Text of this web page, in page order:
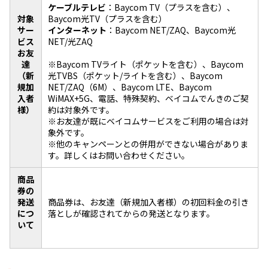
対象
サー
ビス
お友
達
（新
規加
入者
様）
ケーブルテレビ ：Baycom TV（プラスを含む）、
Baycom光TV（プラスを含む）
インターネット ：Baycom NET/ZAQ、Baycom光
NET/光ZAQ
※Baycom TVライト（ポケットを含む）、Baycom
光TVBS（ポケット/ライトを含む）、Baycom
NET/ZAQ（6M）、Baycom LTE、Baycom
WiMAX+5G、電話、特殊契約、ベイコムでんきのご契
約は対象外です。
※お友達が既にベイコムサービスをご利用の場合は対
象外です。
※他のキャンペーンとの併用ができない場合がありま
す。詳しくはお問い合わせください。
商品
券の
発送
につ
いて
商品券は、お友達（新規加入者様）の初回料金の引き
落としが確認されてからの発送となります。